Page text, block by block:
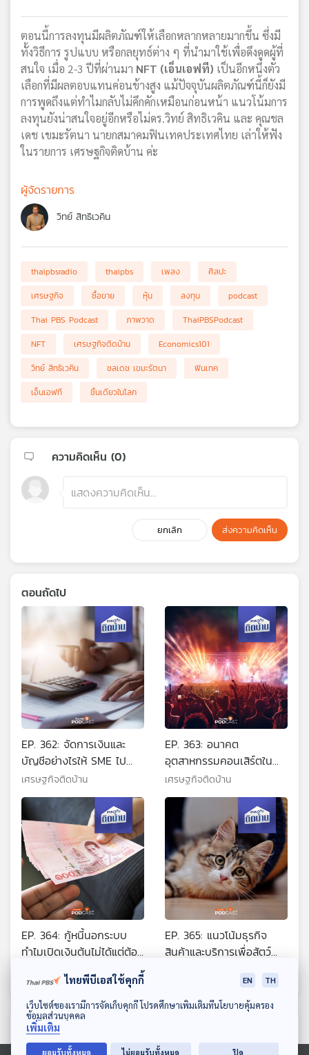
ดาวน์โหลด Thai PBS Podcast Application
ตอนนี้การลงทุนมีผลิตภัณฑ์ให้เลือกหลากหลายมากขึ้น ซึ่งมี
ทั้งวิธีการ รูปแบบ หรือกลยุทธ์ต่าง ๆ ที่นำมาใช้เพื่อดึงดูดผู้ที่
สนใจ เมื่อ 2-3 ปีที่ผ่านมา NFT (เอ็นเอฟที) เป็นอีกหนึ่งตัว
เลือกที่มีผลตอบแทนค่อนข้างสูง แม้ปัจจุบันผลิตภัณฑ์นี้ก็ยังมี
การพูดถึงแต่ทำไมกลับไม่คึกคักเหมือนก่อนหน้า แนวโน้มการ
ลงทุนยังน่าสนใจอยู่อีกหรือไม่ดร.วิทย์ สิทธิเวคิน และ คุณชล
เดช เขมะรัตนา นายกสมาคมฟินเทคประเทศไทย เล่าให้ฟัง
ในรายการ เศรษฐกิจติดบ้าน ค่ะ
ผู้จัดรายการ
วิทย์ สิทธิเวคิน
thaipbsradio thaipbs เพลง
ศิลปะ
เศรษฐกิจ
ซื้อขาย หุ้น ลงทุน
podcast
Thai PBS Podcast
ภาพวาด
ThaiPBSPodcast
NFT
เศรษฐกิจติดบ้าน
Economics101
วิทย์ สิทธิเวคิน
ชลเดช เขมะรัตนา
ฟินเทค
เอ็นเอฟที
ชิ้นเดียวในโลก
ความคิดเห็น (0)
ยกเลิก ส่งความคิดเห็น
ตอนถัดไป
EP. 362: จัดการเงินและ
บัญชีอย่างไรให้ SME ไป
รอด
เศรษฐกิจติดบ้าน
EP. 363: อนาคต
อุตสาหกรรมคอนเสิร์ตใน
ประเทศไทย
เศรษฐกิจติดบ้าน
EP. 364: กู้หนี้นอกระบบ
ทำไมเปิดเงินต้นไม่ได้แต่ต้อง
เศรษฐกิจติดบ้าน
EP. 365: แนวโน้มธุรกิจ
สินค้าและบริการเพื่อสัตว์
ตอนที่เกี่ยวข้อง
ไทยพีบีเอสใช้คุกกี้ EN TH
เว็บไซต์ของเรามีการจัดเก็บคุกกี้ โปรดศึกษาเพิ่มเติมที่นโยบายคุ้มครอง
ข้อมูลส่วนบุคคล
เพิ่มเติม
ยอมรับทั้งหมด ไม่ยอมรับทั้งหมด ปิด